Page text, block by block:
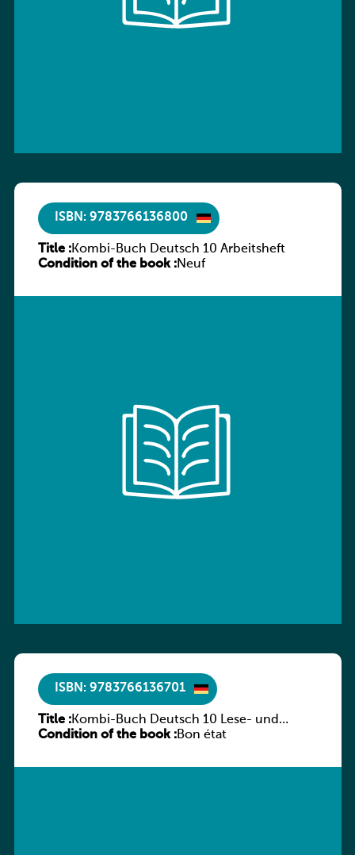
ISBN: 9783766136800
Title :Kombi-Buch Deutsch 10 Arbeitsheft
Condition of the book :Neuf
ISBN: 9783766136701
Title :Kombi-Buch Deutsch 10 Lese- und
Sprachbuch
Condition of the book :Bon état